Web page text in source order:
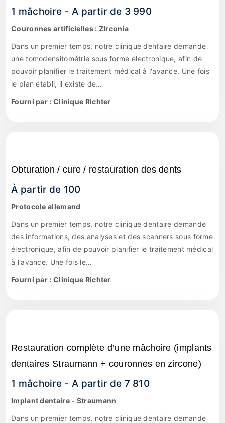
1 mâchoire - A partir de 3 990
Couronnes artificielles : ZIrconia
Dans un premier temps, notre clinique dentaire demande
une tomodensitométrie sous forme électronique, afin de
pouvoir planifier le traitement médical à l'avance. Une fois
le plan établi, il existe de…
Fourni par : Clinique Richter
Obturation / cure / restauration des dents
À partir de 100
Protocole allemand
Dans un premier temps, notre clinique dentaire demande
des informations, des analyses et des scanners sous forme
électronique, afin de pouvoir planifier le traitement médical
à l'avance. Une fois le…
Fourni par : Clinique Richter
Restauration complète d’une mâchoire (implants
dentaires Straumann + couronnes en zircone)
1 mâchoire - A partir de 7 810
Implant dentaire - Straumann
Dans un premier temps, notre clinique dentaire demande